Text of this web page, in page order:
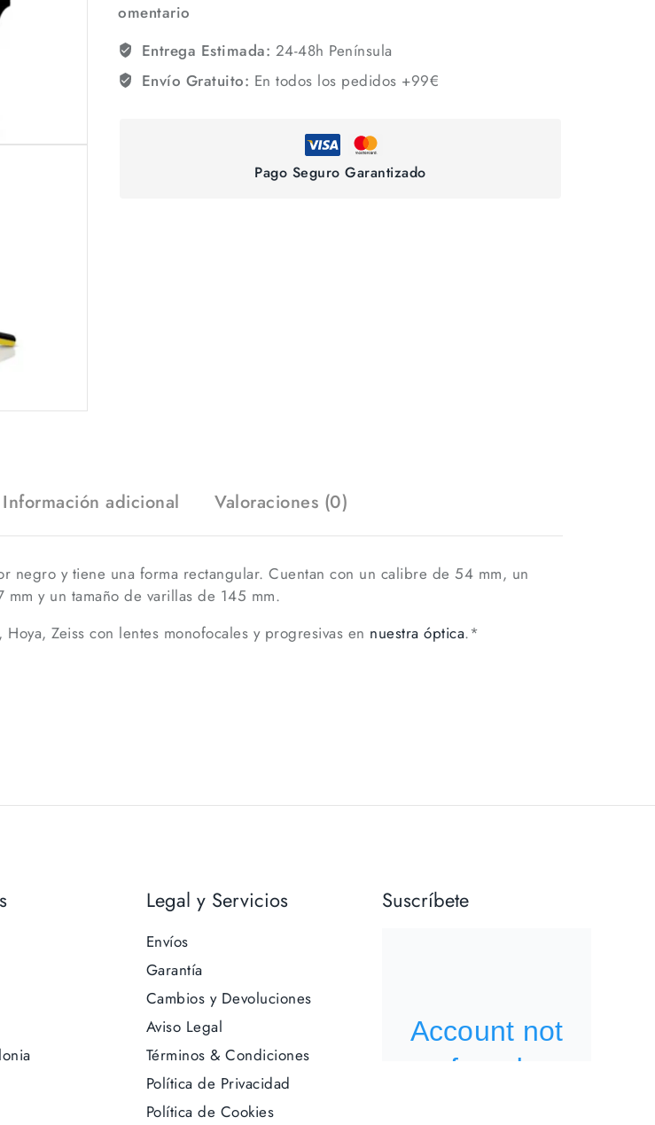
omentario
Entrega Estimada: 24-48h Península
Envío Gratuito: En todos los pedidos +99€
Pago Seguro Garantizado
Información adicional Valoraciones (0)
negro y tiene una forma rectangular. Cuentan con un calibre de 54 mm, un
mm y un tamaño de varillas de 145 mm.
Zeiss con lentes monofocales y progresivas en nuestra óptica.*
Legal y Servicios
Envíos
Garantía
Cambios y Devoluciones
Aviso Legal
Términos & Condiciones
Política de Privacidad
Política de Cookies
Suscríbete